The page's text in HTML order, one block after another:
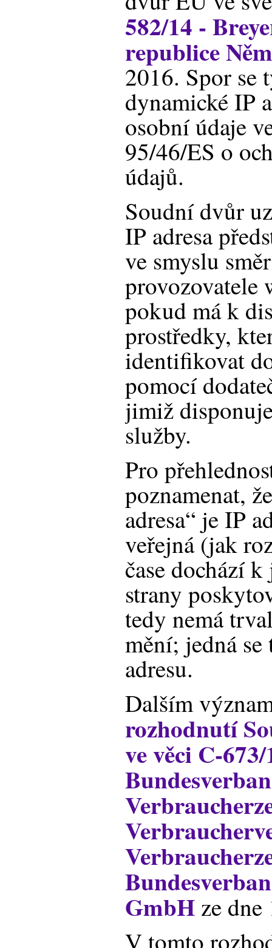
582/14 -
republice
2016. Spor se
dynamické IP
osobní údaje
95/46/ES o
údajů.
Soudní dvůr
IP adresa
ve smyslu
provozovatele
pokud má k
prostředky,
identifikovat
pomocí
jimiž
služby.
Pro
poznamenat,
adresa“ je IP
veřejná (jak
čase dochází
strany
tedy nemá
mění; jedná
adresu.
Dalším
rozhodnutí
ve věci C-
GmbH ze
V tomto